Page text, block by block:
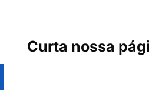
Curta nossa